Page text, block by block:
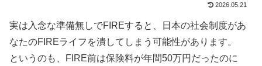
2026.05.21
実は入念な準備無しでFIREすると、日本の社会制度があ
なたのFIREライフを潰してしまう可能性があります。
というのも、FIRE前は保険料が年間50万円だったのに